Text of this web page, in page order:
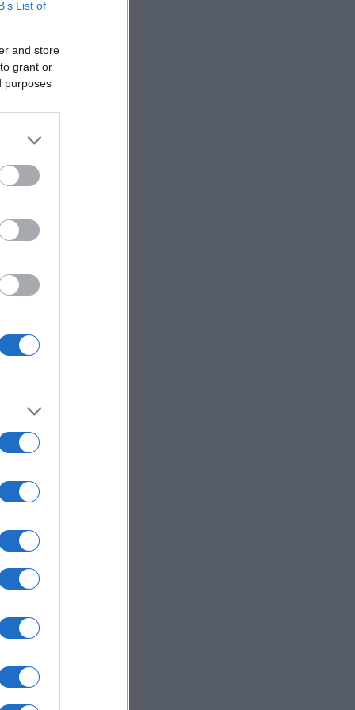
List of
and store
grant or
purposes
v